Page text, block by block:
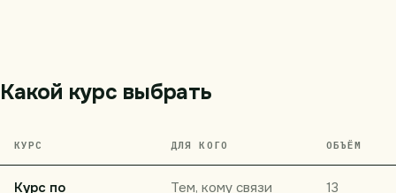
Какой курс выбрать
КУРС ДЛЯ КОГО ОБЪЁМ
Курс по
Тем, кому связи
13